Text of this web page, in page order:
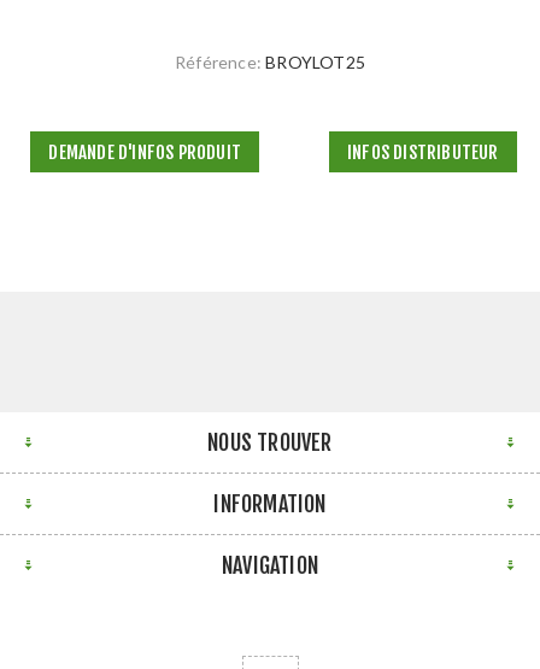
Référence: BROYLOT25
DEMANDE D'INFOS PRODUIT INFOS DISTRIBUTEUR
NOUS TROUVER
INFORMATION
NAVIGATION